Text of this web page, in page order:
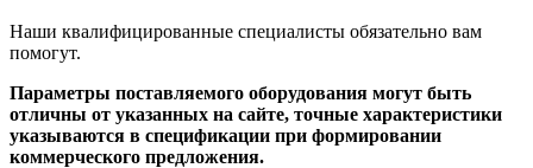
Наши квалифицированные специалисты обязательно вам
помогут.
Параметры поставляемого оборудования могут быть
отличны от указанных на сайте, точные характеристики
указываются в спецификации при формировании
коммерческого предложения.